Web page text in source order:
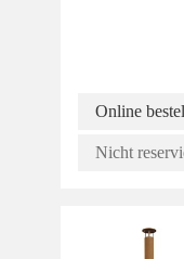
Online
Nicht